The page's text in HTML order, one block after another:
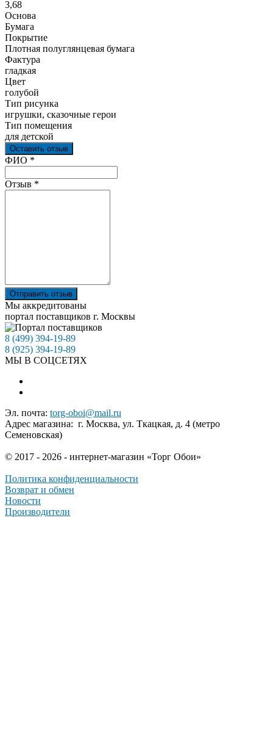
3,68
Основа
Бумага
Покрытие
Плотная полуглянцевая бумага
Фактура
гладкая
Цвет
голубой
Тип рисунка
игрушки, сказочные герои
Тип помещения
для детской
Оставить отзыв
Ваш отзыв был отправлен!
ФИО *
Отзыв *
Отправить отзыв
Мы аккредитованы
портал поставщиков г. Москвы
8 (499) 394-19-89
8 (925) 394-19-89
МЫ В СОЦСЕТЯХ
Эл. почта: torg-oboi@mail.ru
Адрес магазина: г. Москва, ул. Ткацкая, д. 4 (метро
Семеновская)
© 2017 - 2026 - интернет-магазин «Торг Обои»
Политика конфиденциальности
Возврат и обмен
Новости
Производители